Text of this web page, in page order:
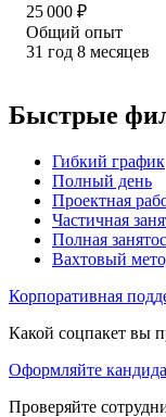
25 000 ₽
Общий опыт
31 год 8 месяцев
Быстрые
Гибкий график
Полный день
Проектная
Частичная
Полная
Вахтовый
Корпоративная
Какой соцпакет вы
Оформляйте
Проверяйте